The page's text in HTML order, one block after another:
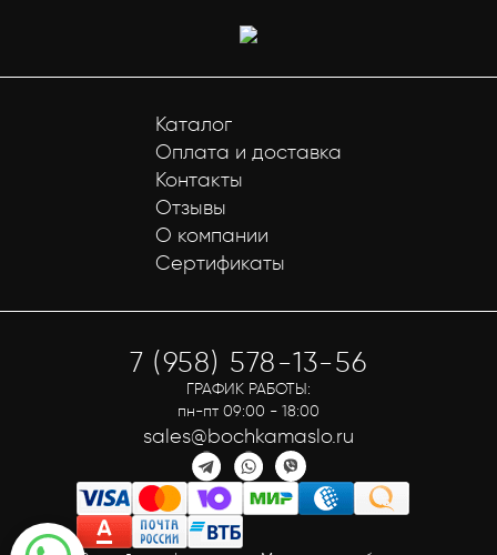
Каталог
Оплата и доставка
Контакты
Отзывы
О компании
Сертификаты
7 (958) 578-13-56
ГРАФИК РАБОТЫ:
пн-пт 09:00 - 18:00
sales@bochkamaslo.ru